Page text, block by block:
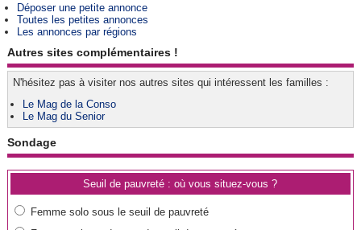
Déposer une petite annonce
Toutes les petites annonces
Les annonces par régions
Autres sites complémentaires !
N'hésitez pas à visiter nos autres sites qui intéressent les familles :
Le Mag de la Conso
Le Mag du Senior
Sondage
Seuil de pauvreté : où vous situez-vous ?
Femme solo sous le seuil de pauvreté